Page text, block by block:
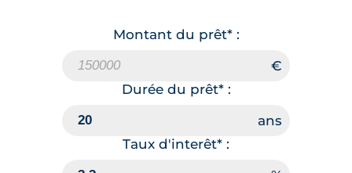
Montant du prêt* :
Durée du prêt* :
Taux d'interêt* :